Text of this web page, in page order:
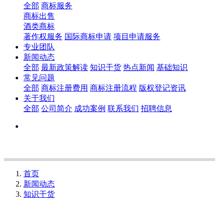
全部 商标服务
商标出售
酒类商标
著作权服务 国际商标申请 项目申请服务
专业团队
新闻动态
全部 最新政策解读 知识干货 热点新闻 基础知识
常见问题
全部 商标注册费用 商标注册流程 版权登记资讯
关于我们
全部 公司简介 成功案例 联系我们 招聘信息
首页
新闻动态
知识干货